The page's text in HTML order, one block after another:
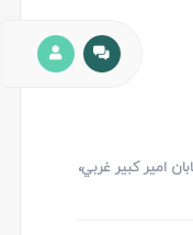
امير كبير غربي،